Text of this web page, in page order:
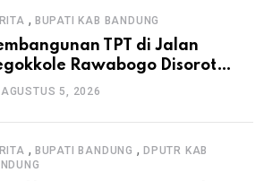
, BUPATI KAB BANDUNG
TPT di Jalan
Rawabogo Disorot
Selesai Tanpa Papan
AGUSTUS 5, 2026
, BUPATI BANDUNG ,DPUTR KAB